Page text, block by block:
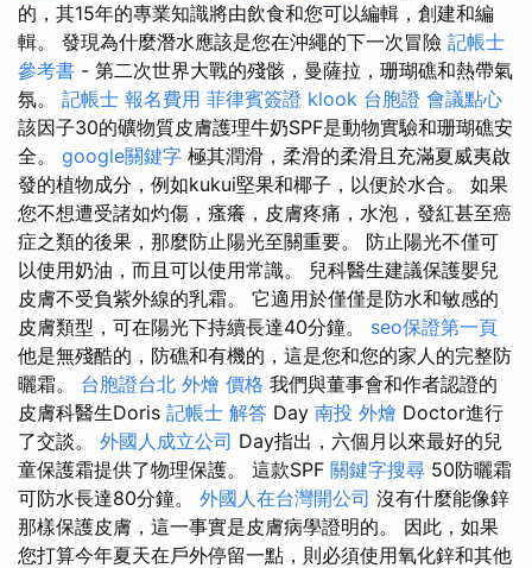
的，其15年的專業知識將由飲食和您可以編輯，創建和編
輯。 發現為什麼潛水應該是您在沖繩的下一次冒險 記帳士
參考書 - 第二次世界大戰的殘骸，曼薩拉，珊瑚礁和熱帶氣
氛。 記帳士 報名費用 菲律賓簽證 klook 台胞證 會議點心
該因子30的礦物質皮膚護理牛奶SPF是動物實驗和珊瑚礁安
全。 google關鍵字 極其潤滑，柔滑的柔滑且充滿夏威夷啟
發的植物成分，例如kukui堅果和椰子，以便於水合。 如果
您不想遭受諸如灼傷，瘙癢，皮膚疼痛，水泡，發紅甚至癌
症之類的後果，那麼防止陽光至關重要。 防止陽光不僅可
以使用奶油，而且可以使用常識。 兒科醫生建議保護嬰兒
皮膚不受負紫外線的乳霜。 它適用於僅僅是防水和敏感的
皮膚類型，可在陽光下持續長達40分鐘。 seo保證第一頁
他是無殘酷的，防礁和有機的，這是您和您的家人的完整防
曬霜。 台胞證台北 外燴 價格 我們與董事會和作者認證的
皮膚科醫生Doris 記帳士 解答 Day 南投 外燴 Doctor進行
了交談。 外國人成立公司 Day指出，六個月以來最好的兒
童保護霜提供了物理保護。 這款SPF 關鍵字搜尋 50防曬霜
可防水長達80分鐘。 外國人在台灣開公司 沒有什麼能像鋅
那樣保護皮膚，這一事實是皮膚病學證明的。 因此，如果
您打算今年夏天在戶外停留一點，則必須使用氧化鋅和其他